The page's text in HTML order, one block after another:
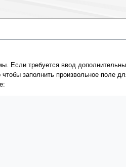
Если требуется ввод
заполнить произвольное поле